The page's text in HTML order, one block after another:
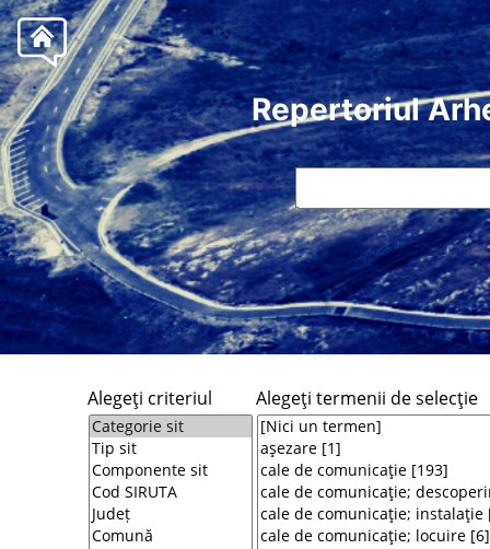
Repertoriul
Alegeţi criteriul Alegeţi termenii de selecţie